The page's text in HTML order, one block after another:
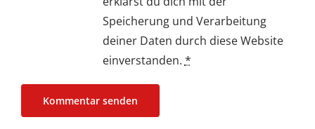
Speicherung und Verarbeitung
deiner Daten durch diese Website
einverstanden. *